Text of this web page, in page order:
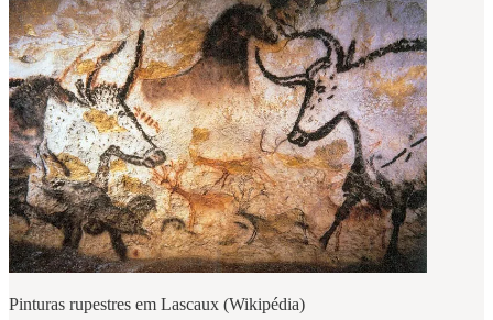
Pinturas rupestres em Lascaux (Wikipédia)